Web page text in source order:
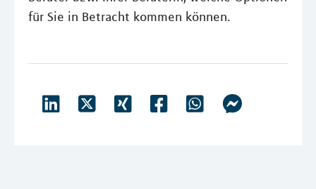
für Sie in Betracht kommen können.